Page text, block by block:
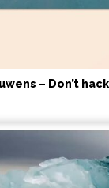
– Don’t